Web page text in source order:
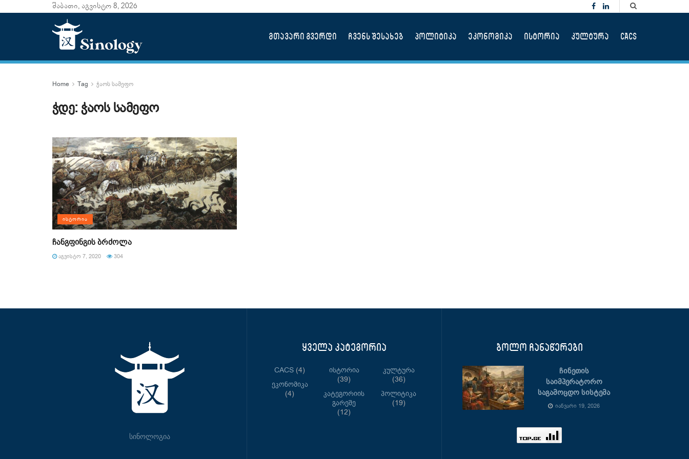
შაბათი, აგვისტო 8, 2026
მთავარი გვერდი ჩვენს შესახებ პოლიტიკა ეკონომიკა ისტორია კულტურა CACS
Home Tag ჭაოს სამეფო
ჭდე:ჭაოს სამეფო
ᲘᲡᲢᲝᲠᲘᲐ
ჩანგფინგის ბრძოლა
ᲐᲒᲕᲘᲡᲢᲝ 7, 2020 304
სინოლოგია
ყველა კატეგორია
CACS (4)
Ეკონომიკა
(4)
Ისტორია
(39)
Კატეგორიის
Გარეშე
(12)
Კულტურა
(36)
Პოლიტიკა
(19)
ბოლო ჩანაწერები
ჩინეთის
საიმპერატორო
საგამოცდო სისტემა
ᲘᲐᲜᲕᲐᲠᲘ 19, 2026